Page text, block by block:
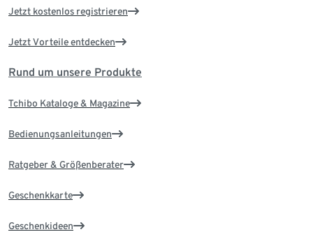
Jetzt kostenlos registrieren
Jetzt Vorteile entdecken
Rund um unsere Produkte
Tchibo Kataloge & Magazine
Bedienungsanleitungen
Ratgeber & Größenberater
Geschenkkarte
Geschenkideen